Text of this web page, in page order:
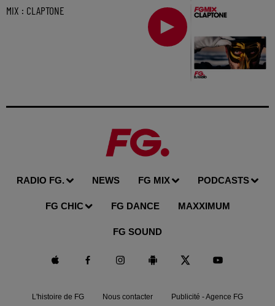
MIX : CLAPTONE
RADIO FG. NEWS FG MIX PODCASTS
FG CHIC FG DANCE MAXXIMUM
FG SOUND
L'histoire de FG Nous contacter Publicité - Agence FG